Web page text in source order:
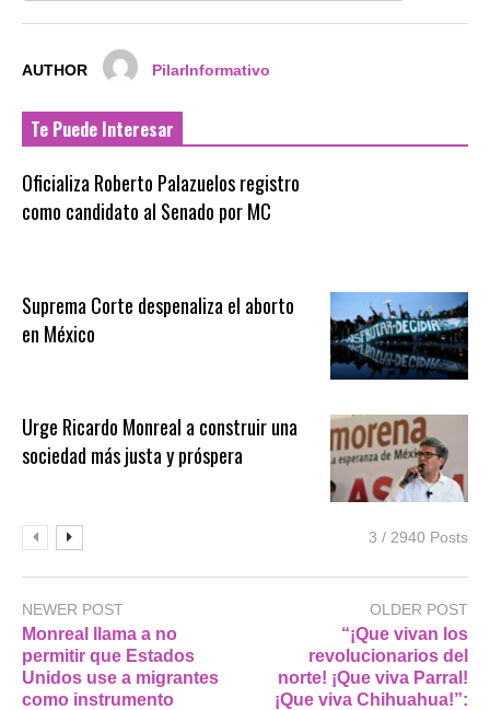
AUTHOR PilarInformativo
Te Puede Interesar
Oficializa Roberto Palazuelos registro
como candidato al Senado por MC
Suprema Corte despenaliza el aborto
en México
Urge Ricardo Monreal a construir una
sociedad más justa y próspera
3 / 2940 Posts
NEWER POST
Monreal llama a no
permitir que Estados
Unidos use a migrantes
como instrumento
OLDER POST
“¡Que vivan los
revolucionarios del
norte! ¡Que viva Parral!
¡Que viva Chihuahua!”: